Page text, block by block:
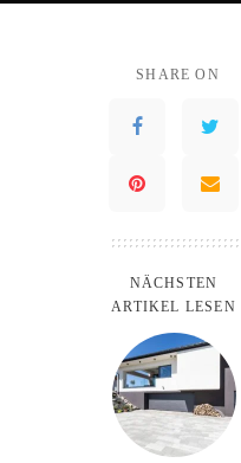
SHARE ON
NÄCHSTEN
ARTIKEL LESEN